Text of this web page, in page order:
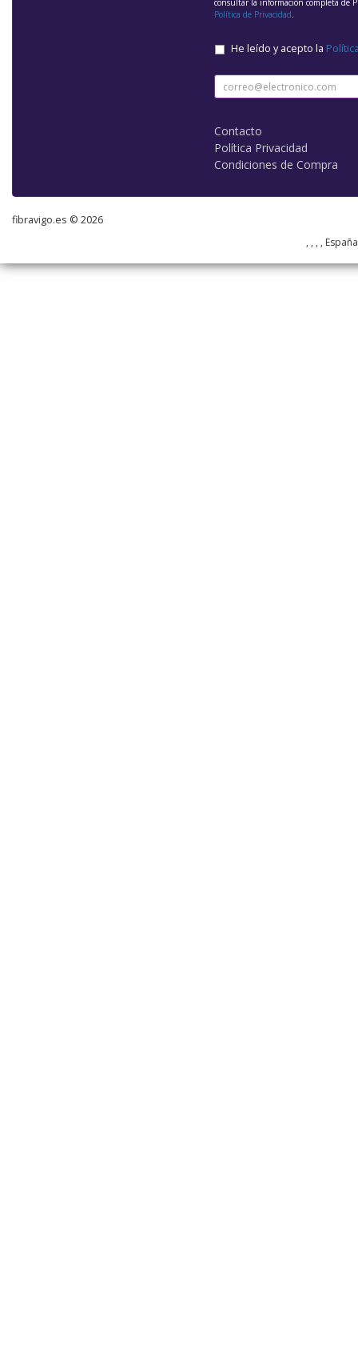
consultar la información completa de
Política de Privacidad.
He leído y acepto la
Contacto
Política Privacidad
Condiciones de Compra
fibravigo.es © 2026
, , , ,